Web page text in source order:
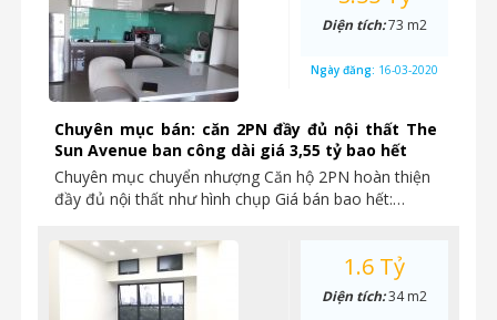
Chuyên mục bán: căn 2PN đầy đủ nội thất The
Sun Avenue ban công dài giá 3,55 tỷ bao hết
Chuyên mục chuyển nhượng Căn hộ 2PN hoàn thiện
đầy đủ nội thất như hình chụp Giá bán bao hết:…
Diện tích:73 m2
Ngày đăng: 16-03-2020
1.6 Tỷ
Diện tích:34 m2